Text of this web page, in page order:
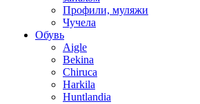
Профили, муляжи
Чучела
Обувь
Aigle
Bekina
Chiruсa
Harkila
Huntlandia